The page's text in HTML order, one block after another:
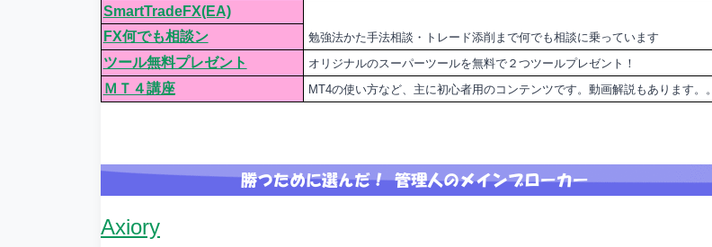
SmartTradeFX(EA)
FX何でも相談ン
勉強法かた手法相談・トレード添削まで何でも相談に乗っています
ツール無料プレゼント オリジナルのスーパーツールを無料で２つツールプレゼント！
ＭＴ４講座 MT4の使い方など、主に初心者用のコンテンツです。動画解説もあります。。
Axiory